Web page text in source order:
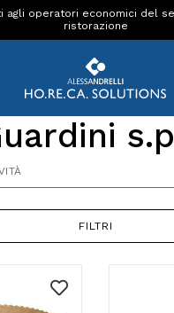
agli operatori economici del
ristorazione
FILTRI